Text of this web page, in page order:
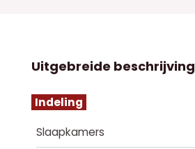
Uitgebreide beschrijving
Indeling
Slaapkamers